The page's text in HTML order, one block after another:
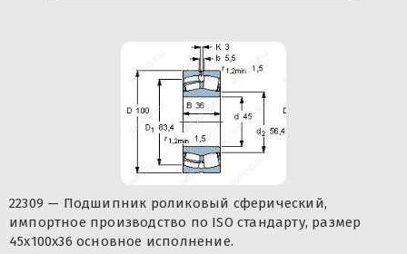
22309 — Подшипник роликовый сферический,
импортное производство по ISO стандарту, размер
45x100x36 основное исполнение.